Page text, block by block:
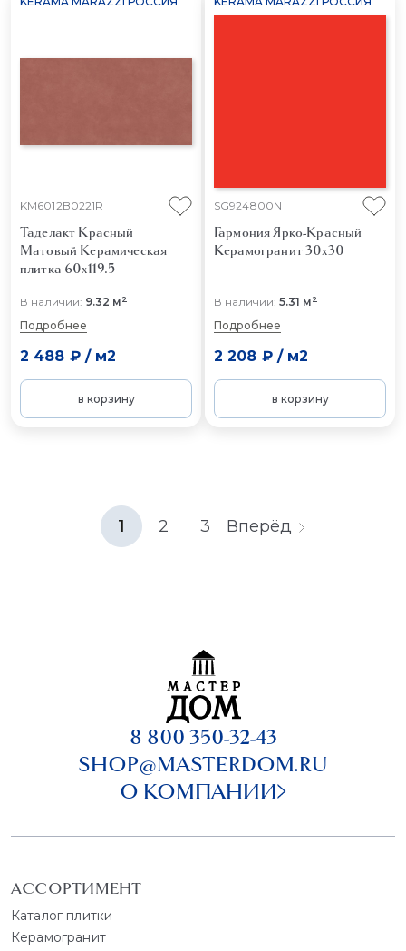
KM6012B0221R
Таделакт Красный
Матовый Керамическая
плитка 60x119.5
В наличии: 9.32 м2
Подробнее
2 488 ₽/ м2
в корзину
SG924800N
Гармония Ярко-Красный
Керамогранит 30x30
В наличии: 5.31 м2
Подробнее
2 208 ₽/ м2
в корзину
1 2 3 Вперёд
8 800 350-32-43
SHOP@MASTERDOM.RU
О КОМПАНИИ
АССОРТИМЕНТ
Каталог плитки
Керамогранит